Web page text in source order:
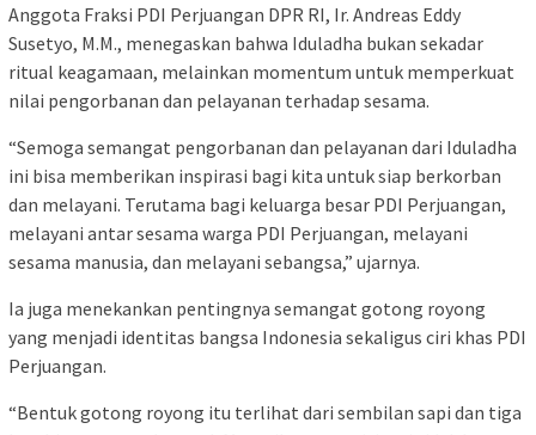
Anggota Fraksi PDI Perjuangan DPR RI, Ir. Andreas Eddy
Susetyo, M.M., menegaskan bahwa Iduladha bukan sekadar
ritual keagamaan, melainkan momentum untuk memperkuat
nilai pengorbanan dan pelayanan terhadap sesama.
“Semoga semangat pengorbanan dan pelayanan dari Iduladha
ini bisa memberikan inspirasi bagi kita untuk siap berkorban
dan melayani. Terutama bagi keluarga besar PDI Perjuangan,
melayani antar sesama warga PDI Perjuangan, melayani
sesama manusia, dan melayani sebangsa,” ujarnya.
Ia juga menekankan pentingnya semangat gotong royong
yang menjadi identitas bangsa Indonesia sekaligus ciri khas PDI
Perjuangan.
“Bentuk gotong royong itu terlihat dari sembilan sapi dan tiga